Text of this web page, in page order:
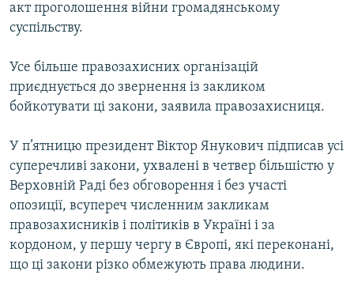
Усі сайти RFE/RL
акт проголошення війни громадянському
суспільству.
Усе більше правозахисних організацій
приєднується до звернення із закликом
бойкотувати ці закони, заявила правозахисниця.
У п’ятницю президент Віктор Янукович підписав усі
суперечливі закони, ухвалені в четвер більшістю у
Верховній Раді без обговорення і без участі
опозиції, всупереч численним закликам
правозахисників і політиків в Україні і за
кордоном, у першу чергу в Європі, які переконані,
що ці закони різко обмежують права людини.